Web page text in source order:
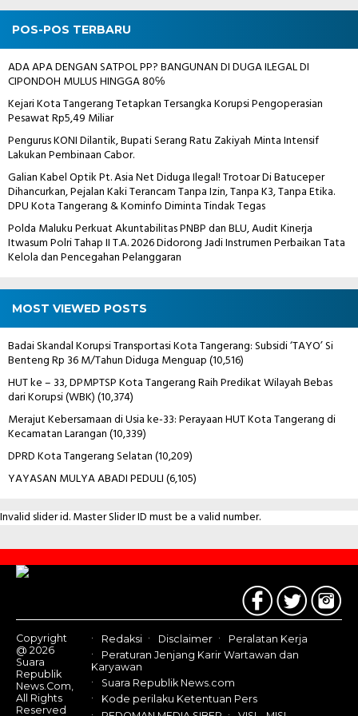
POS-POS TERBARU
ADA APA DENGAN SATPOL PP? BANGUNAN DI DUGA ILEGAL DI
CIPONDOH MULUS HINGGA 80℅
Kejari Kota Tangerang Tetapkan Tersangka Korupsi Pengoperasian
Pesawat Rp5,49 Miliar
Pengurus KONI Dilantik, Bupati Serang Ratu Zakiyah Minta Intensif
Lakukan Pembinaan Cabor.
Galian Kabel Optik Pt. Asia Net Diduga Ilegal! Trotoar Di Batuceper
Dihancurkan, Pejalan Kaki Terancam Tanpa Izin, Tanpa K3, Tanpa Etika.
DPU Kota Tangerang & Kominfo Diminta Tindak Tegas
Polda Maluku Perkuat Akuntabilitas PNBP dan BLU, Audit Kinerja
Itwasum Polri Tahap II T.A. 2026 Didorong Jadi Instrumen Perbaikan Tata
Kelola dan Pencegahan Pelanggaran
MOST VIEWED POSTS
Badai Skandal Korupsi Transportasi Kota Tangerang: Subsidi ‘TAYO’ Si
Benteng Rp 36 M/Tahun Diduga Menguap(10,516)
HUT ke – 33, DPMPTSP Kota Tangerang Raih Predikat Wilayah Bebas
dari Korupsi (WBK)(10,374)
Merajut Kebersamaan di Usia ke-33: Perayaan HUT Kota Tangerang di
Kecamatan Larangan(10,339)
DPRD Kota Tangerang Selatan(10,209)
YAYASAN MULYA ABADI PEDULI(6,105)
Invalid slider id. Master Slider ID must be a valid number.
Contact
Us
Copyright
@ 2026
Suara
Republik
News.Com,
All Rights
Reserved
Redaksi Disclaimer
Peralatan Kerja
Peraturan Jenjang Karir Wartawan dan
Karyawan
Suara Republik News.com
Kode perilaku Ketentuan Pers